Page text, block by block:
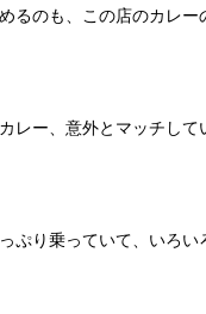
るのも、この店のカレー
レー、意外とマッチして
ぷり乗っていて、いろい